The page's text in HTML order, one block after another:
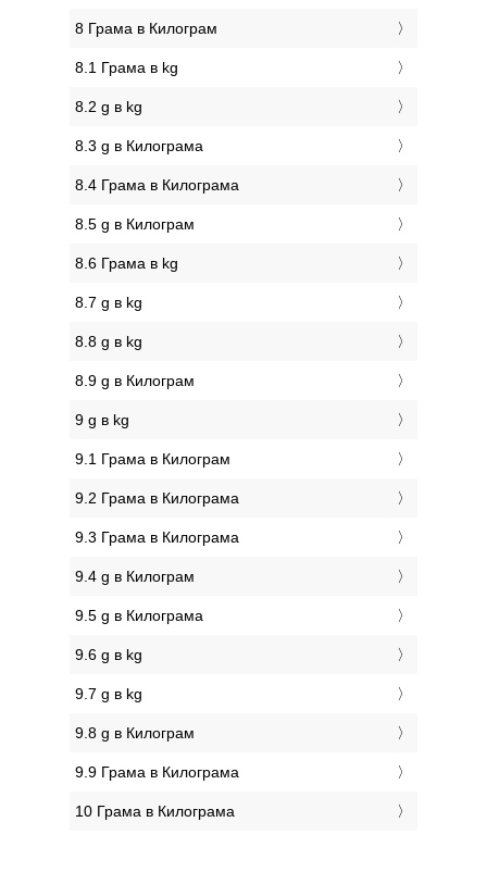
8 Грама в Килограм
8.1 Грама в kg
8.2 g в kg
8.3 g в Килограмa
8.4 Грама в Килограмa
8.5 g в Килограм
8.6 Грама в kg
8.7 g в kg
8.8 g в kg
8.9 g в Килограм
9 g в kg
9.1 Грама в Килограм
9.2 Грама в Килограмa
9.3 Грама в Килограмa
9.4 g в Килограм
9.5 g в Килограмa
9.6 g в kg
9.7 g в kg
9.8 g в Килограм
9.9 Грама в Килограмa
10 Грама в Килограмa